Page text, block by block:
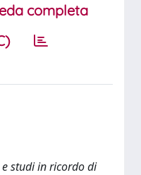
completa
studi in ricordo di